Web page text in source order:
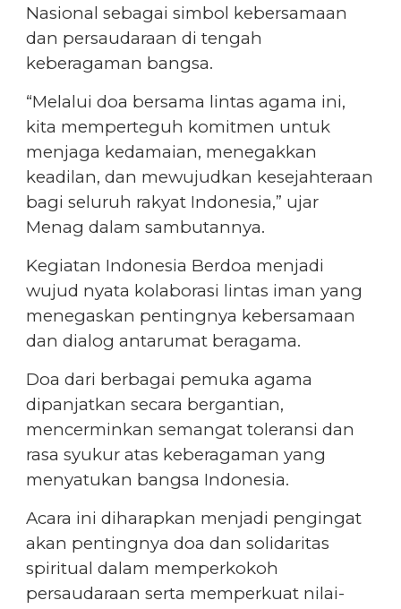
Nasional sebagai simbol kebersamaan
dan persaudaraan di tengah
keberagaman bangsa.
“Melalui doa bersama lintas agama ini,
kita memperteguh komitmen untuk
menjaga kedamaian, menegakkan
keadilan, dan mewujudkan kesejahteraan
bagi seluruh rakyat Indonesia,” ujar
Menag dalam sambutannya.
Kegiatan Indonesia Berdoa menjadi
wujud nyata kolaborasi lintas iman yang
menegaskan pentingnya kebersamaan
dan dialog antarumat beragama.
Doa dari berbagai pemuka agama
dipanjatkan secara bergantian,
mencerminkan semangat toleransi dan
rasa syukur atas keberagaman yang
menyatukan bangsa Indonesia.
Acara ini diharapkan menjadi pengingat
akan pentingnya doa dan solidaritas
spiritual dalam memperkokoh
persaudaraan serta memperkuat nilai-